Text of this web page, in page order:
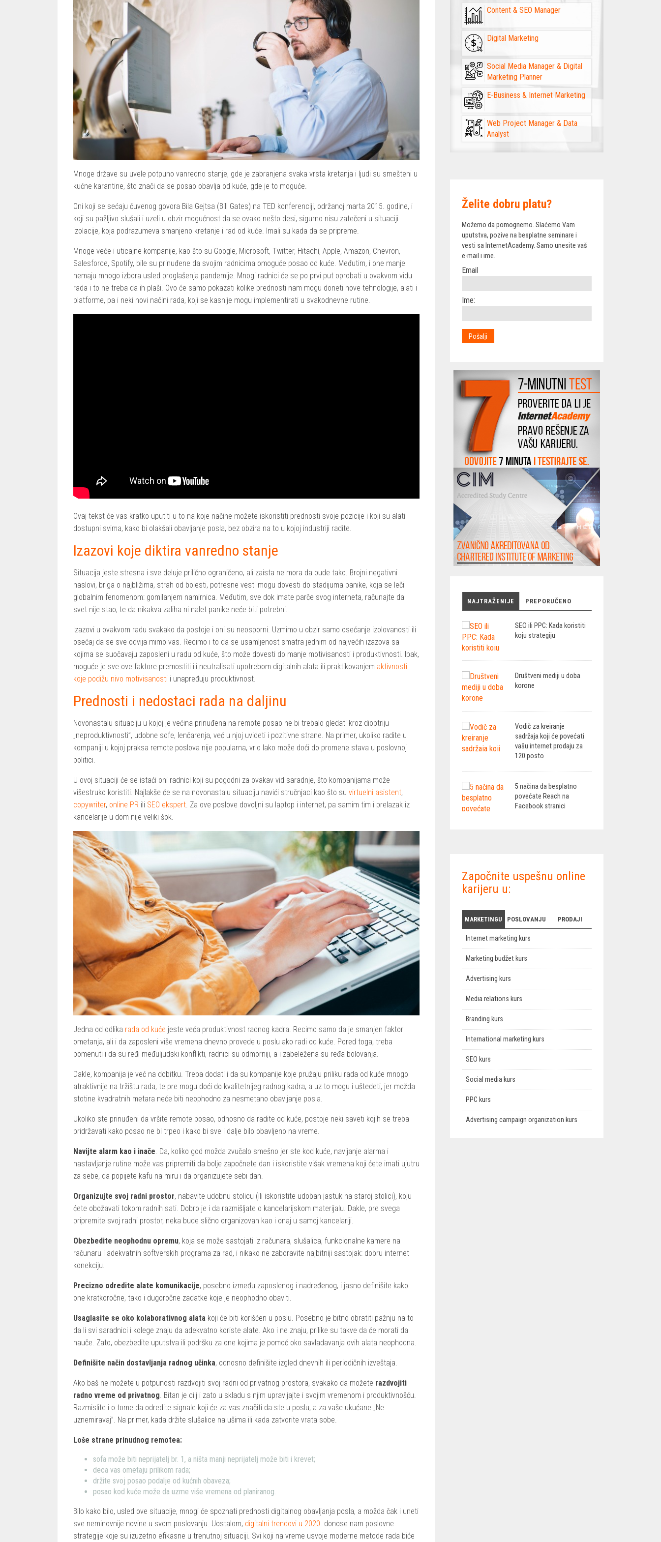
Mnoge države su uvele potpuno vanredno stanje, gde je zabranjena svaka vrsta kretanja i ljudi su smešteni u
kućne karantine, što znači da se posao obavlja od kuće, gde je to moguće.
Oni koji se sećaju čuvenog govora Bila Gejtsa (Bill Gates) na TED konferenciji, održanoj marta 2015. godine, i
koji su pažljivo slušali i uzeli u obzir mogućnost da se ovako nešto desi, sigurno nisu zatečeni u situaciji
izolacije, koja podrazumeva smanjeno kretanje i rad od kuće. Imali su kada da se pripreme.
Mnoge veće i uticajne kompanije, kao što su Google, Microsoft, Twitter, Hitachi, Apple, Amazon, Chevron,
Salesforce, Spotify, bile su prinuđene da svojim radnicima omoguće posao od kuće. Međutim, i one manje
nemaju mnogo izbora usled proglašenja pandemije. Mnogi radnici će se po prvi put oprobati u ovakvom vidu
rada i to ne treba da ih plaši. Ovo će samo pokazati kolike prednosti nam mogu doneti nove tehnologije, alati i
platforme, pa i neki novi načini rada, koji se kasnije mogu implementirati u svakodnevne rutine.
Ovaj tekst će vas kratko uputiti u to na koje načine možete iskoristiti prednosti svoje pozicije i koji su alati
dostupni svima, kako bi olakšali obavljanje posla, bez obzira na to u kojoj industriji radite.
Izazovi koje diktira vanredno stanje
Situacija jeste stresna i sve deluje prilično ograničeno, ali zaista ne mora da bude tako. Brojni negativni
naslovi, briga o najbližima, strah od bolesti, potresne vesti mogu dovesti do stadijuma panike, koja se leči
globalnim fenomenom: gomilanjem namirnica. Međutim, sve dok imate parče svog interneta, računajte da
svet nije stao, te da nikakva zaliha ni nalet panike neće biti potrebni.
Izazovi u ovakvom radu svakako da postoje i oni su neosporni. Uzmimo u obzir samo osećanje izolovanosti ili
osećaj da se sve odvija mimo vas. Recimo i to da se usamljenost smatra jednim od najvećih izazova sa
kojima se suočavaju zaposleni u radu od kuće, što može dovesti do manje motivisanosti i produktivnosti. Ipak,
moguće je sve ove faktore premostiti ili neutralisati upotrebom digitalnih alata ili praktikovanjem aktivnosti
koje podižu nivo motivisanosti i unapređuju produktivnost.
Prednosti i nedostaci rada na daljinu
Novonastalu situaciju u kojoj je većina prinuđena na remote posao ne bi trebalo gledati kroz dioptriju
„neproduktivnosti”, udobne sofe, lenčarenja, već u njoj uvideti i pozitivne strane. Na primer, ukoliko radite u
kompaniji u kojoj praksa remote poslova nije popularna, vrlo lako može doći do promene stava u poslovnoj
politici.
U ovoj situaciji će se istaći oni radnici koji su pogodni za ovakav vid saradnje, što kompanijama može
višestruko koristiti. Najlakše će se na novonastalu situaciju navići stručnjaci kao što su virtuelni asistent,
copywriter, online PR ili SEO ekspert. Za ove poslove dovoljni su laptop i internet, pa samim tim i prelazak iz
kancelarije u dom nije veliki šok.
Jedna od odlika rada od kuće jeste veća produktivnost radnog kadra. Recimo samo da je smanjen faktor
ometanja, ali i da zaposleni više vremena dnevno provede u poslu ako radi od kuće. Pored toga, treba
pomenuti i da su ređi međuljudski konflikti, radnici su odmorniji, a i zabeležena su ređa bolovanja.
Dakle, kompanija je već na dobitku. Treba dodati i da su kompanije koje pružaju priliku rada od kuće mnogo
atraktivnije na tržištu rada, te pre mogu doći do kvalitetnijeg radnog kadra, a uz to mogu i uštedeti, jer možda
stotine kvadratnih metara neće biti neophodno za nesmetano obavljanje posla.
Ukoliko ste prinuđeni da vršite remote posao, odnosno da radite od kuće, postoje neki saveti kojih se treba
pridržavati kako posao ne bi trpeo i kako bi sve i dalje bilo obavljeno na vreme.
Navijte alarm kao i inače. Da, koliko god možda zvučalo smešno jer ste kod kuće, navijanje alarma i
nastavljanje rutine može vas pripremiti da bolje započnete dan i iskoristite višak vremena koji ćete imati ujutru
za sebe, da popijete kafu na miru i da organizujete sebi dan.
Organizujte svoj radni prostor, nabavite udobnu stolicu (ili iskoristite udoban jastuk na staroj stolici), koju
ćete obožavati tokom radnih sati. Dobro je i da razmišljate o kancelarijskom materijalu. Dakle, pre svega
pripremite svoj radni prostor, neka bude slično organizovan kao i onaj u samoj kancelariji.
Obezbedite neophodnu opremu, koja se može sastojati iz računara, slušalica, funkcionalne kamere na
računaru i adekvatnih softverskih programa za rad, i nikako ne zaboravite najbitniji sastojak: dobru internet
konekciju.
Precizno odredite alate komunikacije, posebno između zaposlenog i nadređenog, i jasno definišite kako
one kratkoročne, tako i dugoročne zadatke koje je neophodno obaviti.
Usaglasite se oko kolaborativnog alata koji će biti korišćen u poslu. Posebno je bitno obratiti pažnju na to
da li svi saradnici i kolege znaju da adekvatno koriste alate. Ako i ne znaju, prilike su takve da će morati da
nauče. Zato, obezbedite uputstva ili podršku za one kojima je pomoć oko savladavanja ovih alata neophodna.
Definišite način dostavljanja radnog učinka, odnosno definišite izgled dnevnih ili periodičnih izveštaja.
Ako baš ne možete u potpunosti razdvojiti svoj radni od privatnog prostora, svakako da možete razdvojiti
radno vreme od privatnog. Bitan je cilj i zato u skladu s njim upravljajte i svojim vremenom i produktivnošću.
Razmislite i o tome da odredite signale koji će za vas značiti da ste u poslu, a za vaše ukućane „Ne
uznemiravaj”. Na primer, kada držite slušalice na ušima ili kada zatvorite vrata sobe.
Loše strane prinudnog remotea:
sofa može biti neprijatelj br. 1, a ništa manji neprijatelj može biti i krevet;
deca vas ometaju prilikom rada;
držite svoj posao podalje od kućnih obaveza;
posao kod kuće može da uzme više vremena od planiranog.
Bilo kako bilo, usled ove situacije, mnogi će spoznati prednosti digitalnog obavljanja posla, a možda čak i uneti
sve neminovnije novine u svom poslovanju. Uostalom, digitalni trendovi u 2020. donose nam poslovne
strategije koje su izuzetno efikasne u trenutnoj situaciji. Svi koji na vreme usvoje moderne metode rada biće
Content & SEO Manager
Digital Marketing
Social Media Manager & Digital
Marketing Planner
E-Business & Internet Marketing
Web Project Manager & Data
Analyst
Želite dobru platu?
Možemo da pomognemo. Slaćemo Vam
uputstva, pozive na besplatne seminare i
vesti sa InternetAcademy. Samo unesite vaš
e-mail i ime.
Email
Ime:
NAJTRAŽENIJE PREPORUČENO
SEO ili PPC: Kada koristiti
koju strategiju
Društveni mediji u doba
korone
Vodič za kreiranje
sadržaja koji će povećati
vašu internet prodaju za
120 posto
5 načina da besplatno
povećate Reach na
Facebook stranici
Započnite uspešnu online
karijeru u:
MARKETINGU POSLOVANJU PRODAJI
Internet marketing kurs
Marketing budžet kurs
Advertising kurs
Media relations kurs
Branding kurs
International marketing kurs
SEO kurs
Social media kurs
PPC kurs
Advertising campaign organization kurs